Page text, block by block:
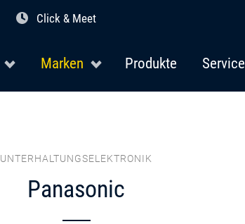
Click & Meet
Marken Produkte Service
UNTERHALTUNGSELEKTRONIK
Panasonic